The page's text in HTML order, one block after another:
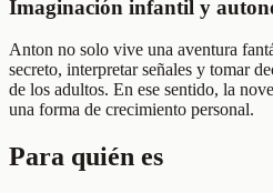
Imaginación infantil y
Anton no solo vive una aventura
secreto, interpretar señales y tomar
de los adultos. En ese sentido, la
una forma de crecimiento personal.
Para quién es